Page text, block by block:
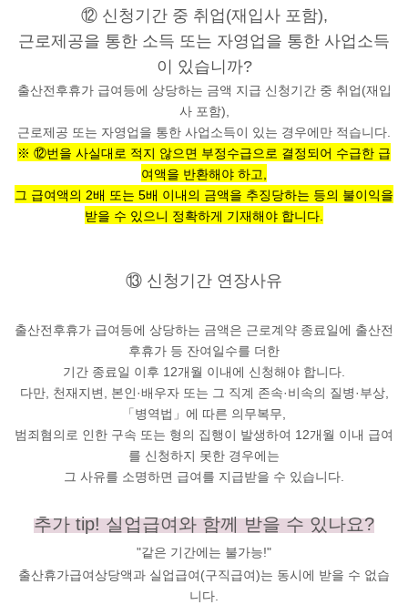
⑫ 신청기간 중 취업(재입사 포함),
근로제공을 통한 소득 또는 자영업을 통한 사업소득
이 있습니까?
출산전후휴가 급여등에 상당하는 금액 지급 신청기간 중 취업(재입
사 포함),
근로제공 또는 자영업을 통한 사업소득이 있는 경우에만 적습니다.
※ ⑫번을 사실대로 적지 않으면 부정수급으로 결정되어 수급한 급
여액을 반환해야 하고,
그 급여액의 2배 또는 5배 이내의 금액을 추징당하는 등의 불이익을
받을 수 있으니 정확하게 기재해야 합니다.
⑬ 신청기간 연장사유
출산전후휴가 급여등에 상당하는 금액은 근로계약 종료일에 출산전
후휴가 등 잔여일수를 더한
기간 종료일 이후 12개월 이내에 신청해야 합니다.
다만, 천재지변, 본인·배우자 또는 그 직계 존속·비속의 질병·부상,
「병역법」에 따른 의무복무,
범죄혐의로 인한 구속 또는 형의 집행이 발생하여 12개월 이내 급여
를 신청하지 못한 경우에는
그 사유를 소명하면 급여를 지급받을 수 있습니다.
추가 tip!실업급여와 함께 받을 수 있나요?
"같은 기간에는 불가능!"
출산휴가급여상당액과 실업급여(구직급여)는 동시에 받을 수 없습
니다.